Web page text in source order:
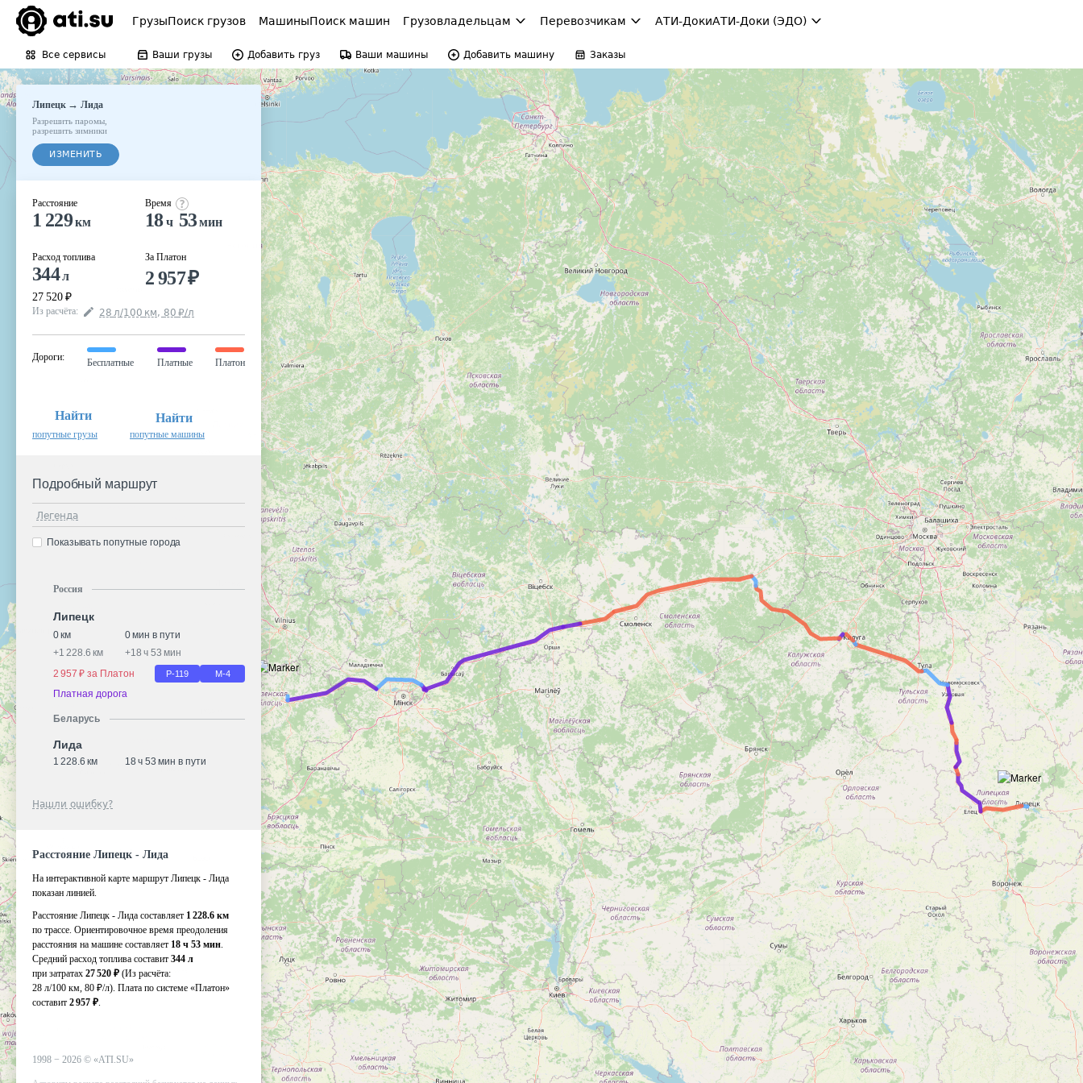
ГрузыПоиск грузов МашиныПоиск машин Грузовладельцам Перевозчикам АТИ-ДокиАТИ-Доки (ЭДО)
Все сервисы Ваши грузы Добавить груз Ваши машины Добавить машину Заказы
Липецк→Лида
Разрешить паромы
разрешить зимники
ИЗМЕНИТЬ
Расстояние
1 229км
Расход топлива
344л
27 520 ₽
Время
18ч 53мин
За Платон
2 957₽
Из расчёта: 28 л/100 км, 80 ₽/л
Дороги:
Бесплатные Платные Платон
Найти
попутные грузы
Найти
попутные машины
Подробный маршрут
Легенда
Показывать попутные города
Россия
Липецк
0 км
0 мин в пути
+1 228.6 км +18 ч 53 мин
2 957 ₽ за Платон
Р-119 М-4
Платная дорога
Беларусь
Лида
1 228.6 км 18 ч 53 мин в пути
Нашли ошибку?
Расстояние Липецк - Лида
На интерактивной карте маршрут Липецк - Лида
показан линией.
Расстояние Липецк - Лида составляет 1 228.6 км
по трассе. Ориентировочное время преодоления
расстояния на машине составляет 18 ч 53 мин.
Средний расход топлива составит 344 л
при затратах 27 520 ₽ (Из расчёта:
28 л/100 км, 80 ₽/л). Плата по системе «Платон»
составит 2 957 ₽.
1998 − 2026 © «ATI.SU»